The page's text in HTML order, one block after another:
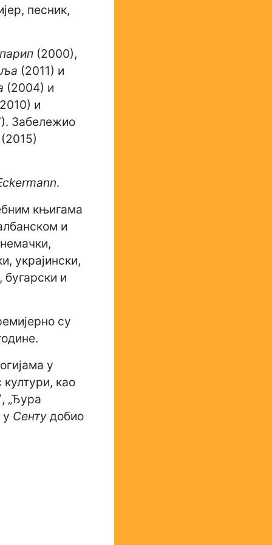
песник,
(2000),
(2011) и
(2004) и
и
Забележио
.
књигама
и
украјински,
бугарски и
су
у
као
„Ђура
Сенту добио